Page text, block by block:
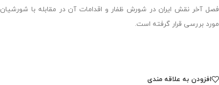
فصل آخر نقش ایران در شورش ظفار و اقدامات آن در مقابله با شورشیان
مورد بررسی قرار گرفته است.
افزودن به علاقه مندی